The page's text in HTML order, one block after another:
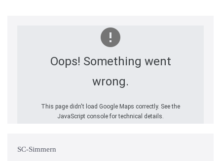
Oops! Something went
wrong.
This page didn't load Google Maps correctly. See the
JavaScript console for technical details.
SC-Simmern